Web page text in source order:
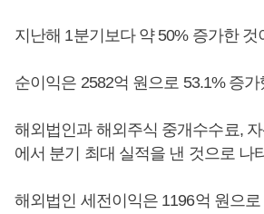
지난해 1분기보다 약 50% 증가한 것
순이익은 2582억 원으로 53.1% 증가
해외법인과 해외주식 중개수수료,
에서 분기 최대 실적을 낸 것으로 나
해외법인 세전이익은 1196억 원으